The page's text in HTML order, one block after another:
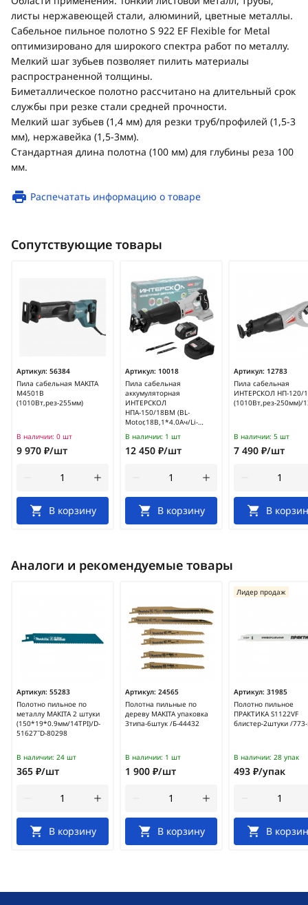
листы нержавеющей стали, алюминий, цветные металлы.
Сабельное пильное полотно S 922 EF Flexible for Metal
оптимизировано для широкого спектра работ по металлу.
Мелкий шаг зубьев позволяет пилить материалы
распространенной толщины.
Биметаллическое полотно рассчитано на длительный срок
службы при резке стали средней прочности.
Мелкий шаг зубьев (1,4 мм) для резки труб/профилей (1,5-3
мм), нержавейка (1,5-3мм).
Стандартная длина полотна (100 мм) для глубины реза 100
мм.
Распечатать информацию о товаре
Сопутствующие товары
Артикул: 56384
Пила сабельная MAKITA
M4501B
(1010Вт,рез-255мм)
В наличии: 0 шт
9 970 ₽/шт
В корзину
Артикул: 10018
Пила сабельная
аккумуляторная
ИНТЕРСКОЛ
НПА-150/18ВМ (BL-
Motor,18В,1*4.0Ач/Li-
Ion,150мм)/763.4.1.70
В наличии: 1 шт
12 450 ₽/шт
В корзину
Артикул: 12783
Пила сабельная
ИНТЕРСКОЛ НП-120/
(1010Вт,рез-250мм)/
В наличии: 5 шт
7 490 ₽/шт
В
Аналоги и рекомендуемые товары
Артикул: 55283
Полотно пильное по
металлу MAKITA 2 штуки
(150*19*0.9мм/14TPI)/D-
51627˜D-80298
В наличии: 24 шт
365 ₽/шт
В корзину
Артикул: 24565
Полотна пильные по
дереву MAKITA упаковка
3типа-6штук /Б-44432
В наличии: 1 шт
1 900 ₽/шт
В корзину
Артикул: 31985
Полотно пильное
ПРАКТИКА S1122VF
блистер-2штуки /
Лидер продаж
В наличии: 28 упак
493 ₽/упак
В